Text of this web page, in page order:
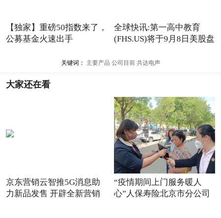
【独家】重磅50指数来了，
公募基金火速出手
全球快讯:第一高中教育
(FHS.US)将于9月8日美股盘
关键词： 主要产品 公司目前 共达电声
大家还在看
京东营销云智推5G消息助
力新品发售 开辟全新营销
“疫情期间上门服务暖人
心”人保寿险北京市分公司